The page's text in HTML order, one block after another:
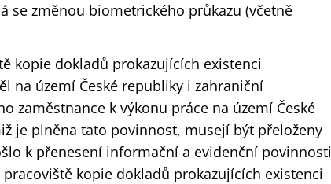
se změnou biometrického průkazu (včetně
kopie dokladů prokazujících existenci
na území České republiky i zahraniční
zaměstnance k výkonu práce na území České
je plněna tato povinnost, musejí být přeloženy
k přenesení informační a evidenční povinnosti
kopie dokladů prokazujících existenci